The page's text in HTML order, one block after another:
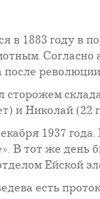
в 1883 году в
Согласно
после
и Николай
1937
В тот же день
Ейской
есть